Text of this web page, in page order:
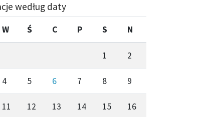
według daty
W Ś C P S N
1 2
4 5 6 7 8 9
11 12 13 14 15 16